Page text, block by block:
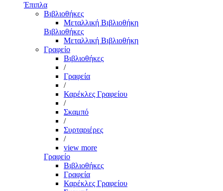
Έπιπλα
Βιβλιοθήκες
Μεταλλική Βιβλιοθήκη
Βιβλιοθήκες
Μεταλλική Βιβλιοθήκη
Γραφείο
Βιβλιοθήκες
/
Γραφεία
/
Καρέκλες Γραφείου
/
Σκαμπό
/
Συρταριέρες
/
view more
Γραφείο
Βιβλιοθήκες
Γραφεία
Καρέκλες Γραφείου